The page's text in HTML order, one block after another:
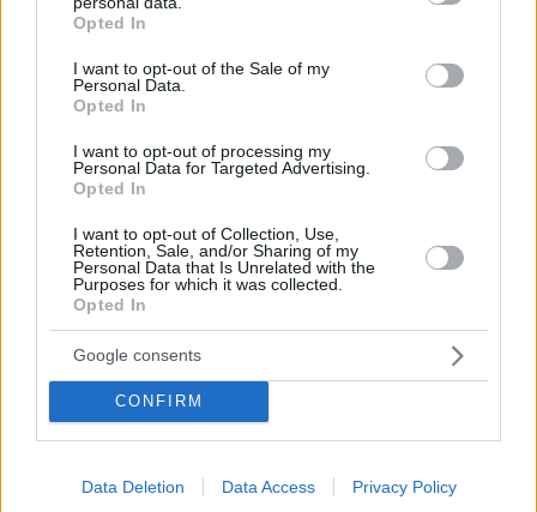
grant or deny consent to Google and its third-party tags to
use your data for below specified purposes in below Google
consent section.
Opted In
I want to opt-out of the Sale of my
Personal Data.
Opted In
I want to opt-out of processing my
Personal Data for Targeted Advertising.
Opted In
I want to opt-out of Collection, Use,
Retention, Sale, and/or Sharing of my
Personal Data that Is Unrelated with the
Purposes for which it was collected.
Opted In
Google consents
CONFIRM
Data Deletion Data Access Privacy Policy
Φωτιά σε εγκαταστάσεις της Aramco στην Τζιζάν της
Σαουδικής Αραβίας
09.08.2026, 05:51
Δυστύχημα στο Περού: Δεκατρείς νεκροί και τέσσερις
τραυματίες σε σύγκρουση βαν και νταλίκας
09.08.2026, 05:19
Φοκάτσια με κοτόπουλο, πέστο και ντοματίνια
09.08.2026, 05:00
Ακόμη πιο αυστηρά μέτρα από το Παρίσι για τους
κατόχους ηλεκτρικών πατινιών: Κράνος και γιλέκο,
διαφορετικά τσουχτερά πρόστιμα
09.08.2026, 04:37
Μαζικός γάμος 1.500 ζευγαριών στη Νιγηρία
09.08.2026, 04:00
Τουλάχιστον τρεις νεκροί και πολλοί τραυματίες
09.08.2026, 03:05